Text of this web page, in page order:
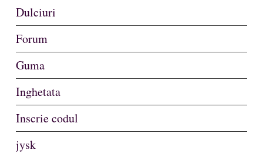
Dulciuri
Forum
Guma
Inghetata
Inscrie codul
jysk